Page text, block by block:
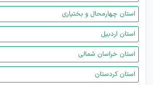
استان چهارمحال و بختیاری
استان اردبیل
استان خراسان شمالی
استان کردستان